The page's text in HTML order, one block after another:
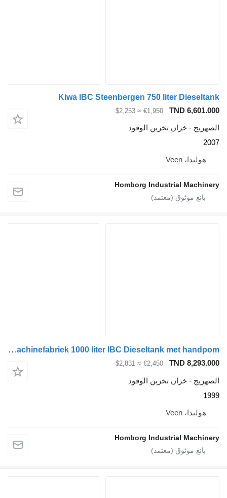
Kiwa IBC Steenbergen 750 liter
TND
€1,950
≈ $2,253
تخزين الوقود
Homborg Industrial
Kiwa IBC Elzinga Machinefabriek 1000 liter IBC Dieseltank met handpom
TND
€2,450
≈ $2,831
تخزين الوقود
Homborg Industrial